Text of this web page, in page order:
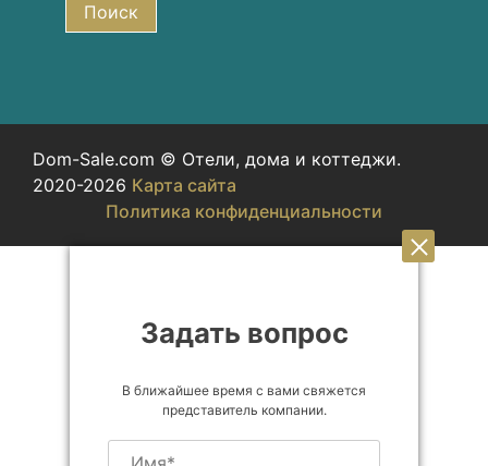
Поиск
Dom-Sale.com © Отели, дома и коттеджи.
2020-2026 Карта сайта
Политика конфиденциальности
Задать вопрос
В ближайшее время с вами свяжется
представитель компании.